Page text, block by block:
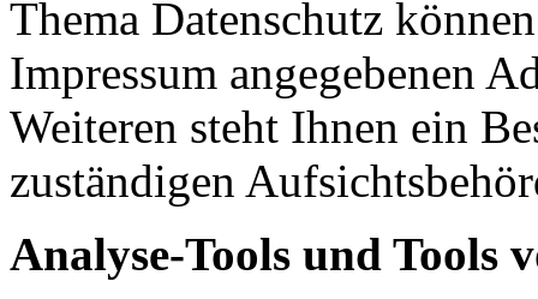
Thema Datenschutz
Impressum angegebenen
Weiteren steht Ihnen ein
zuständigen
Analyse-Tools und Tools